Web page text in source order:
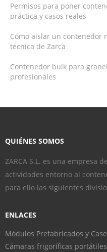
Permisos para poner
práctica y casos reales
Cómo aislar un contenedor
técnica de Zarca
Contenedor bulk para
profesionales
QUIÉNES SOMOS
ZARCA S.L. es una empresa
actividades entorno al
para ello las siguientes
ENLACES
Módulos Prefabricados y
Cámaras frigoríficas portátiles